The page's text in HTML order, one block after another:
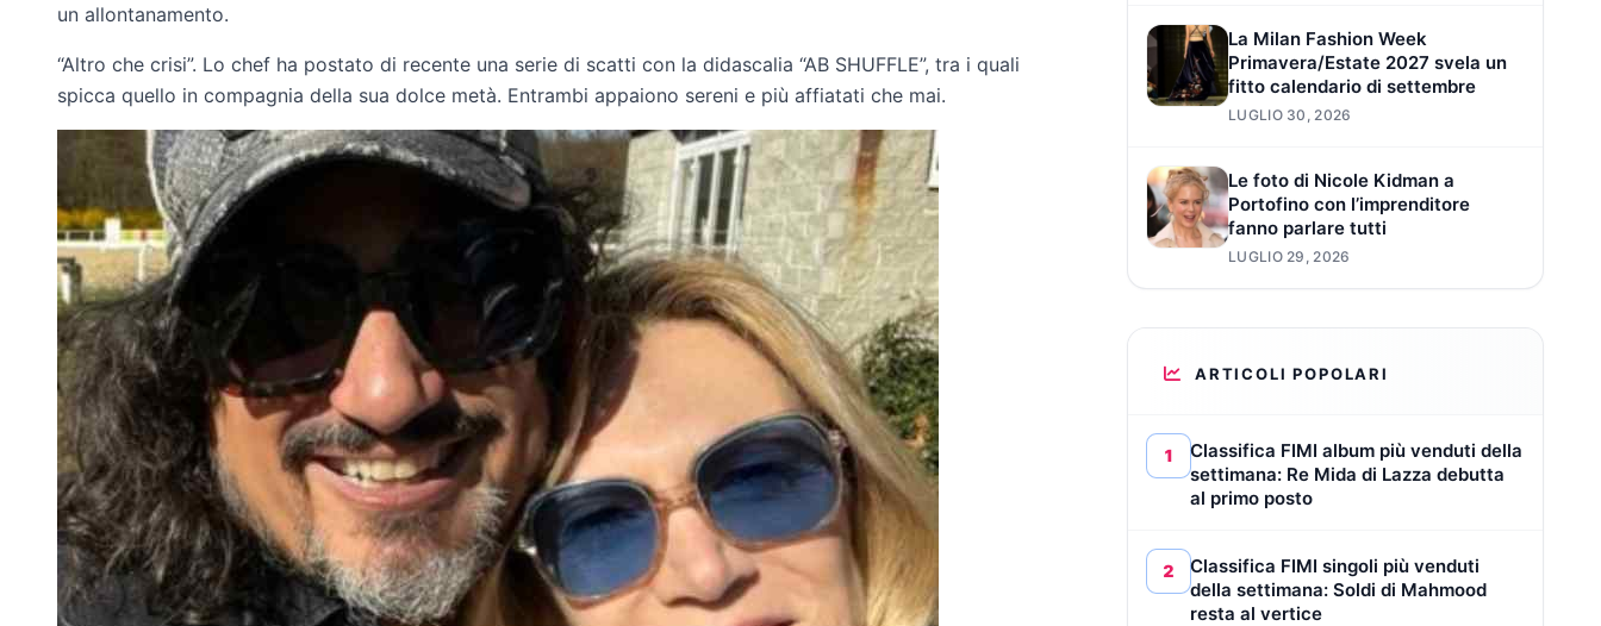
un allontanamento.
“Altro che crisi”. Lo chef ha postato di recente una serie di scatti con la didascalia “AB SHUFFLE”, tra i quali
spicca quello in compagnia della sua dolce metà. Entrambi appaiono sereni e più affiatati che mai.
La Milan Fashion Week
Primavera/Estate 2027 svela un
fitto calendario di settembre
LUGLIO 30, 2026
Le foto di Nicole Kidman a
Portofino con l’imprenditore
fanno parlare tutti
LUGLIO 29, 2026
ARTICOLI POPOLARI
1
Classifica FIMI album più venduti della
settimana: Re Mida di Lazza debutta
al primo posto
2
Classifica FIMI singoli più venduti
della settimana: Soldi di Mahmood
resta al vertice